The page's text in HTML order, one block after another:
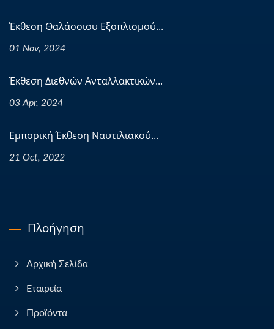
Έκθεση Θαλάσσιου Εξοπλισμού...
01 Nov, 2024
Έκθεση Διεθνών Ανταλλακτικών...
03 Apr, 2024
Εμπορική Έκθεση Ναυτιλιακού...
21 Oct, 2022
Πλοήγηση
Αρχική Σελίδα
Εταιρεία
Προϊόντα